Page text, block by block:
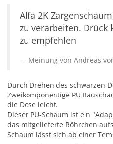
Alfa 2K
zu verarbeiten. Drück
zu empfehlen
Meinung von Andreas
Durch Drehen des schwarzen
Zweikomponentige PU
die Dose leicht.
Dieser PU-Schaum ist ein
das mitgelieferte Röhrchen
Schaum lässt sich ab einer